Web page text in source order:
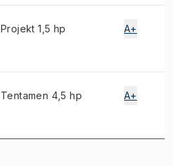
Projekt 1,5 hp A+
Tentamen 4,5 hp A+